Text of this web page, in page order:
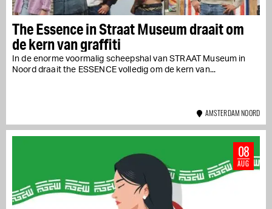
The Essence in Straat Museum draait om
de kern van graffiti
In de enorme voormalig scheepshal van STRAAT Museum in
Noord draait the ESSENCE volledig om de kern van...
AMSTERDAM NOORD
08
AUG